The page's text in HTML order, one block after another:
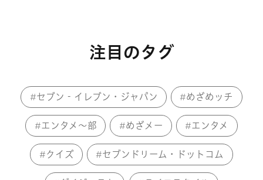
注目のタグ
セブン‐イレブン・ジャパン めざめッチ
エンタメ～部 めざメー エンタメ
クイズ セブンドリーム・ドットコム